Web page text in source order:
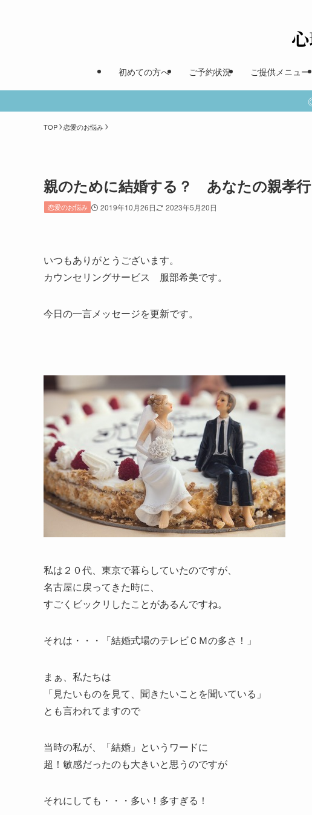
初めての方へ ご予約状況 ご提供メニュー
TOP 恋愛のお悩み
親のために結婚する？ あなたの親孝
恋愛のお悩み 2019年10月26日 2023年5月20日
いつもありがとうございます。
カウンセリングサービス 服部希美です。
今日の一言メッセージを更新です。
私は２０代、東京で暮らしていたのですが、
名古屋に戻ってきた時に、
すごくビックリしたことがあるんですね。
それは・・・「結婚式場のテレビＣＭの多さ！」
まぁ、私たちは
「見たいものを見て、聞きたいことを聞いている」
とも言われてますので
当時の私が、「結婚」というワードに
超！敏感だったのも大きいと思うのですが
それにしても・・・多い！多すぎる！